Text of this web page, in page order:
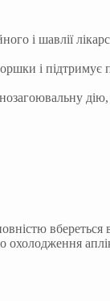
і шавлії
і підтримує
охолодження